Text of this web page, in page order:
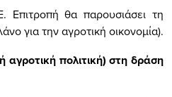
θα παρουσιάσει τη
για την αγροτική οικονομία).
πολιτική) στη δράση